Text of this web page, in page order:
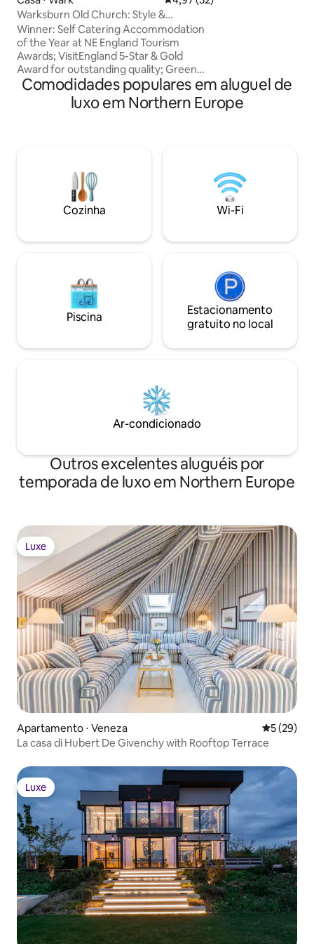
Warksburn Old Church: Style &
Sustainability
Winner: Self Catering Accommodation
of the Year at NE England Tourism
Awards; VisitEngland 5-Star & Gold
Award for outstanding quality; Green
Tourism Gold. Spectacular conversion of
an 1875 church, for up to 6 guests, close
to Hadrians Wall. Stunning interiors
the stunning 10 metre high living area.
Statement dining space, high end
kitchen, private garden.
Comodidades populares em aluguel de
luxo em Northern Europe
Cozinha Wi-Fi
Piscina
Estacionamento
gratuito no local
Ar-condicionado
Outros excelentes aluguéis por
temporada de luxo em Northern Europe
Luxe
Luxe
Apartamento ⋅ Veneza 5 de uma
5 (29)
La casa di Hubert De Givenchy with Rooftop Terrace
Luxe
Luxe